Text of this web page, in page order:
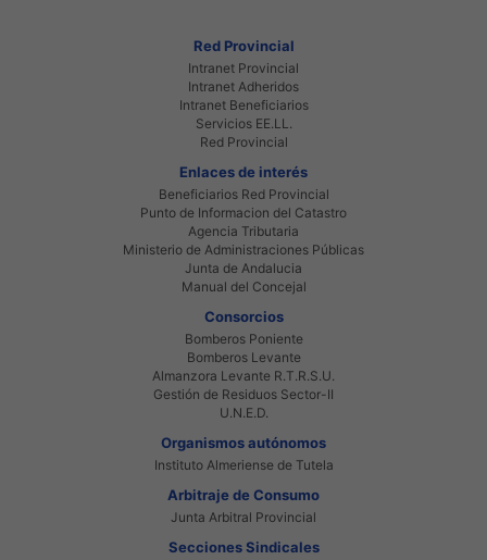
Red Provincial
Intranet Provincial
Intranet Adheridos
Intranet Beneficiarios
Servicios EE.LL.
Red Provincial
Enlaces de interés
Beneficiarios Red Provincial
Punto de Informacion del Catastro
Agencia Tributaria
Ministerio de Administraciones Públicas
Junta de Andalucia
Manual del Concejal
Consorcios
Bomberos Poniente
Bomberos Levante
Almanzora Levante R.T.R.S.U.
Gestión de Residuos Sector-II
U.N.E.D.
Organismos autónomos
Instituto Almeriense de Tutela
Arbitraje de Consumo
Junta Arbitral Provincial
Secciones Sindicales